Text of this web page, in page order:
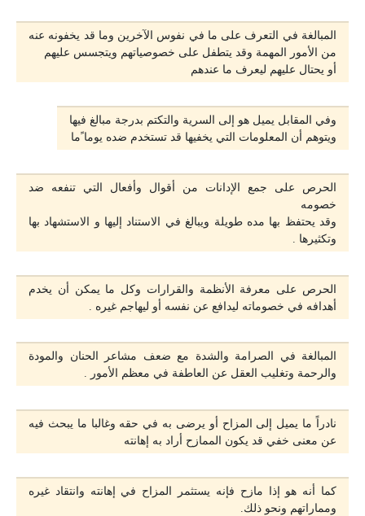
المبالغة في التعرف على ما في نفوس الآخرين وما قد يخفونه عنه
من الأمور المهمة وقد يتطفل على خصوصياتهم ويتجسس عليهم
أو يحتال عليهم ليعرف ما عندهم
وفي المقابل يميل هو إلى السرية والتكتم بدرجة مبالغ فيها
ويتوهم أن المعلومات التي يخفيها قد تستخدم ضده يوما ًما
️الحرص على جمع الإدانات من أقوال وأفعال التي تنفعه ضد
خصومه
وقد يحتفظ بها مده طويلة ويبالغ في الاستناد إليها و الاستشهاد بها
وتكثيرها .
الحرص على معرفة الأنظمة والقرارات وكل ما يمكن أن يخدم
أهدافه في خصوماته ليدافع عن نفسه أو ليهاجم غيره .
المبالغة في الصرامة والشدة مع ضعف مشاعر الحنان والمودة
والرحمة وتغليب العقل عن العاطفة في معظم الأمور .
نادراً ما يميل إلى المزاح أو يرضى به في حقه وغالبا ما يبحث فيه
عن معنى خفي قد يكون الممازح أراد به إهانته
كما أنه هو إذا مازح فإنه يستثمر المزاح في إهانته وانتقاد غيره
ومماراتهم ونحو ذلك.